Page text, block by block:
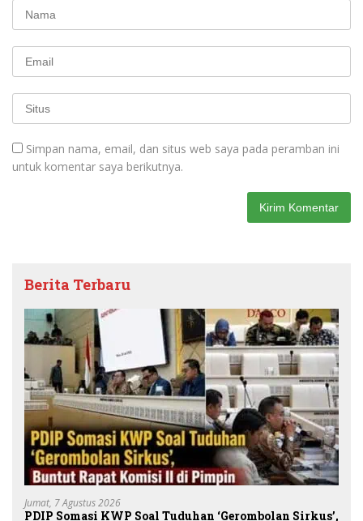
Simpan nama, email, dan situs web saya pada peramban ini
untuk komentar saya berikutnya.
Berita Terbaru
Jumat, 7 Agustus 2026
PDIP Somasi KWP Soal Tuduhan ‘Gerombolan Sirkus’,